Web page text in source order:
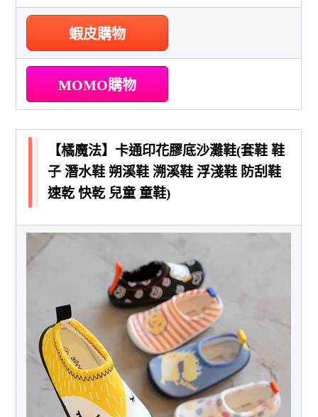
蝦皮購物
MOMO購物
【橘魔法】卡通印花膠底沙灘鞋(套鞋 鞋
子 潛水鞋 朔溪鞋 溯溪鞋 浮淺鞋 防刮鞋
速乾 快乾 兒童 童鞋)